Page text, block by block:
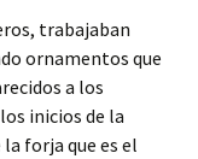
trabajaban
ornamentos que
a los
inicios de la
forja que es el